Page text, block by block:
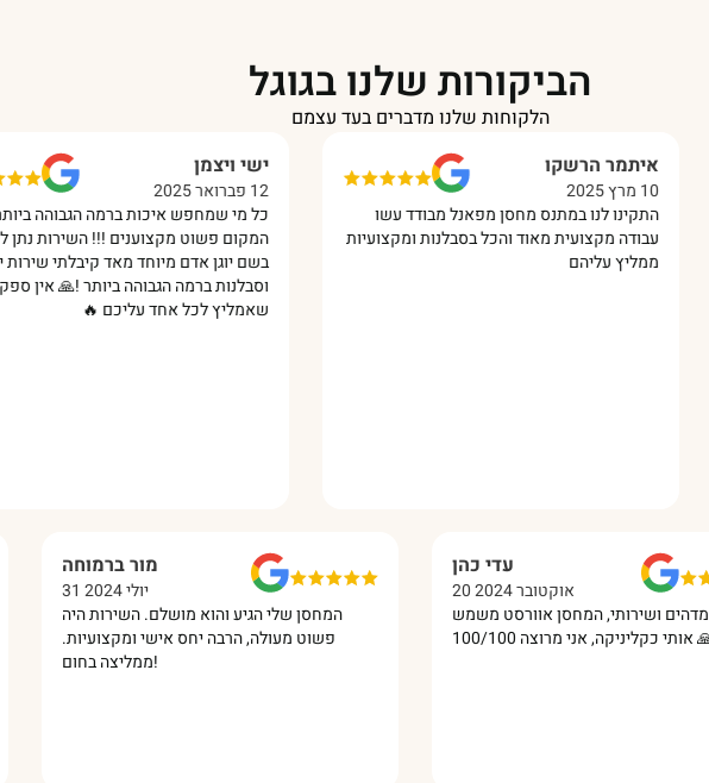
הביקורות שלנו בגוגל
הלקוחות שלנו מדברים בעד עצמם
איתמר הרשקו
התקינו לנו במתנס מחסן מפאנל מבודד עשו
עבודה מקצועית מאוד והכל בסבלנות ומקצועיות
ממליץ עליהם
ישי ויצמן
כל מי שמחפש איכות ברמה הגבוהה ביותר זה
המקום פשוט מקצוענים !!! השירות נתן לי בחור
בשם יוגן אדם מיוחד מאד קיבלתי שירות יחס
וסבלנות ברמה הגבוהה ביותר !🙏 אין ספק
שאמליץ לכל אחד עליכם 🔥‏
מור ברמוחה
31 יולי 2024
המחסן שלי הגיע והוא מושלם. השירות היה
פשוט מעולה, הרבה יחס אישי ומקצועיות.
ממליצה בחום!
עדי כהן
20 אוקטובר 2024
ניר היה מדהים ושירותי, המחסן אוורסט משמש